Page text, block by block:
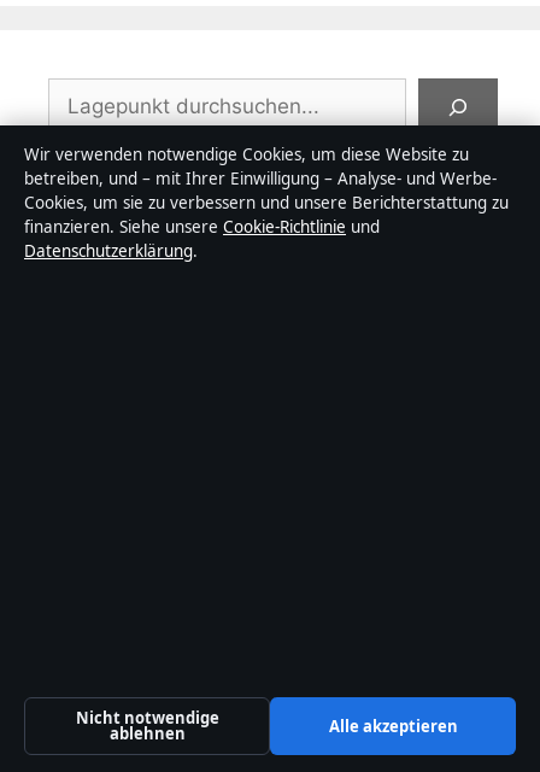
Suchen
Privatleben
August 2, 2026
Wir verwenden notwendige Cookies, um diese Website zu
betreiben, und – mit Ihrer Einwilligung – Analyse- und Werbe-
Cookies, um sie zu verbessern und unsere Berichterstattung zu
finanzieren. Siehe unsere Cookie-Richtlinie und
Datenschutzerklärung.
Nicht notwendige
ablehnen Alle akzeptieren